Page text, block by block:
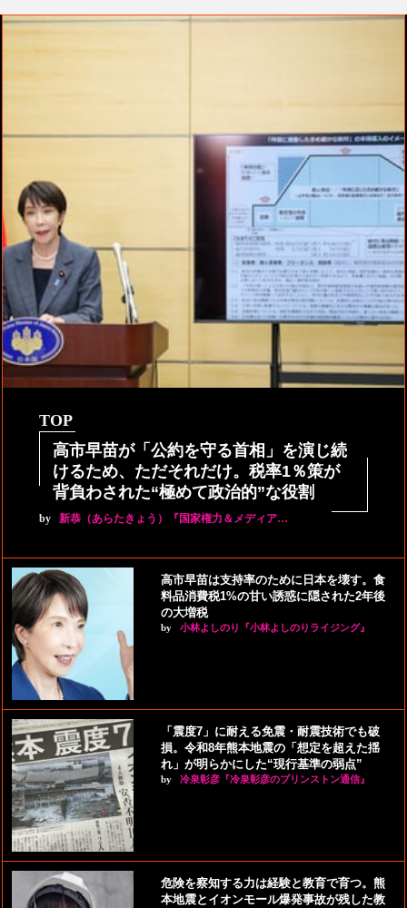
TOP
高市早苗が「公約を守る首相」を演じ続
けるため、ただそれだけ。税率1％策が
背負わされた“極めて政治的”な役割
by 新恭（あらたきょう）『国家権力＆メディア…
高市早苗は支持率のために日本を壊す。食
料品消費税1%の甘い誘惑に隠された2年後
の大増税
by 小林よしのり『小林よしのりライジング』
「震度7」に耐える免震・耐震技術でも破
損。令和8年熊本地震の「想定を超えた揺
れ」が明らかにした“現行基準の弱点”
by 冷泉彰彦『冷泉彰彦のプリンストン通信』
危険を察知する力は経験と教育で育つ。熊
本地震とイオンモール爆発事故が残した教